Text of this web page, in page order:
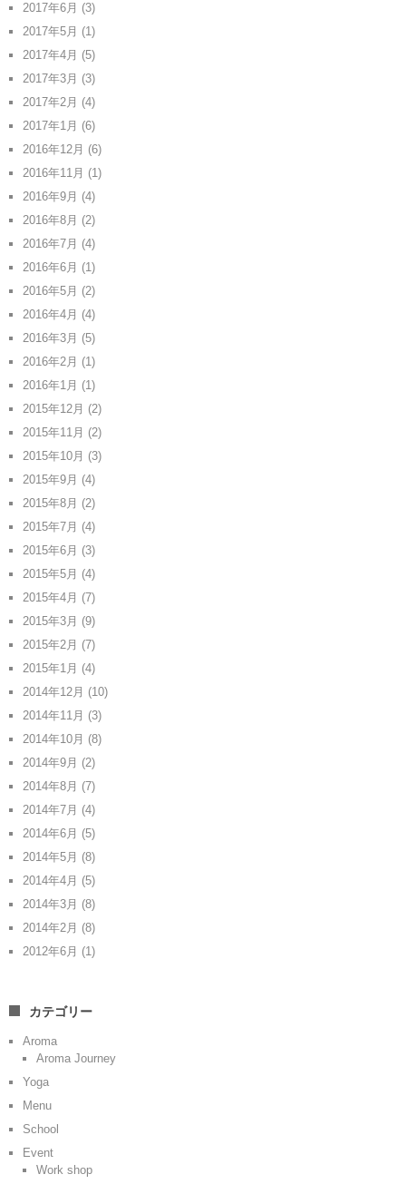
2017年6月 (3)
2017年5月 (1)
2017年4月 (5)
2017年3月 (3)
2017年2月 (4)
2017年1月 (6)
2016年12月 (6)
2016年11月 (1)
2016年9月 (4)
2016年8月 (2)
2016年7月 (4)
2016年6月 (1)
2016年5月 (2)
2016年4月 (4)
2016年3月 (5)
2016年2月 (1)
2016年1月 (1)
2015年12月 (2)
2015年11月 (2)
2015年10月 (3)
2015年9月 (4)
2015年8月 (2)
2015年7月 (4)
2015年6月 (3)
2015年5月 (4)
2015年4月 (7)
2015年3月 (9)
2015年2月 (7)
2015年1月 (4)
2014年12月 (10)
2014年11月 (3)
2014年10月 (8)
2014年9月 (2)
2014年8月 (7)
2014年7月 (4)
2014年6月 (5)
2014年5月 (8)
2014年4月 (5)
2014年3月 (8)
2014年2月 (8)
2012年6月 (1)
カテゴリー
Aroma
Aroma Journey
Yoga
Menu
School
Event
Work shop